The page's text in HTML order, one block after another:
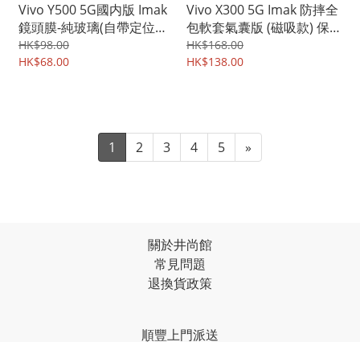
Vivo Y500 5G國内版 Imak
鏡頭膜-純玻璃(自帶定位版)
鏡頭防爆保護貼 強化鋼化
玻璃貼膜 0544A
HK$98.00
HK$68.00
Vivo X300 5G Imak 防摔全
包軟套氣囊版 (磁吸款) 保
護軟套 手機軟殼Case
7359A
HK$168.00
HK$138.00
1 2 3 4 5 »
關於井尚館
常見問題
退換貨政策
順豐上門派送